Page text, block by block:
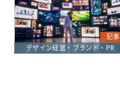
記事
デザイン経営・ブランド・PR